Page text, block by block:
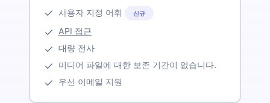
사용자 지정 어휘
신규
API 접근
대량 전사
미디어 파일에 대한 보존 기간이 없습니다.
우선 이메일 지원